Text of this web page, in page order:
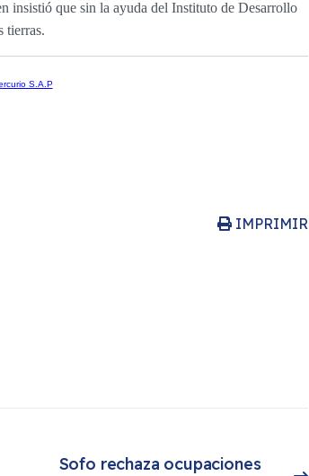
insistió que sin la ayuda del Instituto de Desarrollo
tierras.
S.A.P
IMPRIMIR
Sofo rechaza ocupaciones